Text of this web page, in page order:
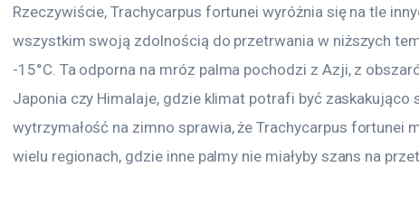
Rzeczywiście, Trachycarpus fortunei wyróżnia się na tle
wszystkim swoją zdolnością do przetrwania w niższych
-15°C. Ta odporna na mróz palma pochodzi z Azji, z
Japonia czy Himalaje, gdzie klimat potrafi być zaskakująco
wytrzymałość na zimno sprawia, że Trachycarpus fortunei
wielu regionach, gdzie inne palmy nie miałyby szans na